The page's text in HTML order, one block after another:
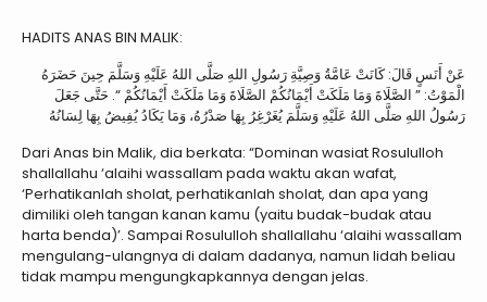
HADITS ANAS BIN MALIK:
عَنْ أَنَسٍ قَالَ: كَانَتْ عَامَّةُ وَصِيَّةِ رَسُولِ اللهِ صَلَّى اللهُ عَلَيْهِ وَسَلَّمَ حِينَ حَضَرَهُ
الْمَوْتُ: ” الصَّلَاةَ وَمَا مَلَكَتْ أَيْمَانُكُمْ الصَّلَاةَ وَمَا مَلَكَتْ أَيْمَانُكُمْ “. حَتَّى جَعَلَ
رَسُولُ اللهِ صَلَّى اللهُ عَلَيْهِ وَسَلَّمَ يُغَرْغِرُ بِهَا صَدْرُهُ، وَمَا يَكَادُ يُفِيضُ بِهَا لِسَانُهُ
Dari Anas bin Malik, dia berkata: “Dominan wasiat Rosululloh
shallallahu ‘alaihi wassallam pada waktu akan wafat,
‘Perhatikanlah sholat, perhatikanlah sholat, dan apa yang
dimiliki oleh tangan kanan kamu (yaitu budak-budak atau
harta benda)’. Sampai Rosululloh shallallahu ‘alaihi wassallam
mengulang-ulangnya di dalam dadanya, namun lidah beliau
tidak mampu mengungkapkannya dengan jelas.